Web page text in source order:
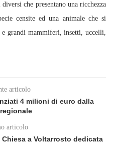
che presentano una ricchezza
censite ed una animale che si
e grandi mammiferi, insetti, uccelli,
articolo
4 milioni di euro dalla
articolo
a Voltarrosto dedicata